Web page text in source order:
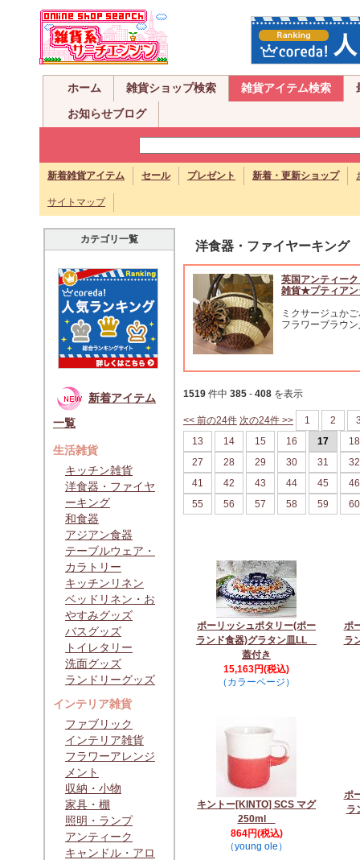
ホーム 雑貨ショップ検索 雑貨アイテム検索
お知らせブログ
新着雑貨アイテム セール プレゼント 新着・更新ショップ
サイトマップ
カテゴリ一覧
新着アイテム
一覧
生活雑貨
キッチン雑貨
洋食器・ファイヤ
ーキング
和食器
アジアン食器
テーブルウェア・
カラトリー
キッチンリネン
ベッドリネン・お
やすみグッズ
バスグッズ
トイレタリー
洗面グッズ
ランドリーグッズ
インテリア雑貨
ファブリック
インテリア雑貨
フラワーアレンジ
メント
収納・小物
家具・棚
照明・ランプ
アンティーク
キャンドル・アロ
洋食器・ファイヤーキング
英国アンティー
雑貨★プティアン
ミクサージュか
フラワーブラウ
1519 件中 385 - 408 を表示
<< 前の24件 次の24件 >> 1 2
13
14 15 16 17
18
27
28 29 30 31
32
41
42 43 44 45
46
55
56 57 58 59 60
ポーリッシュポタリー(ポー
ランド食器)グラタン皿LL
蓋付き
15,163円(税込)
（カラーページ）
ポ
ラ
キントー[KINTO] SCS マグ
250ml
864円(税込)
（young ole）
ポ
ラ